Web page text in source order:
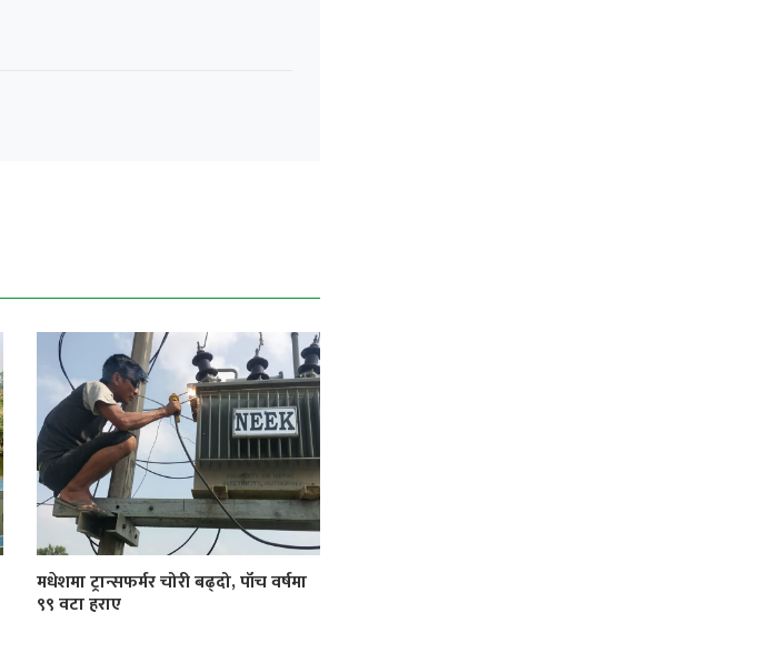
मधेशमा ट्रान्सफर्मर चोरी बढ्दो, पाँच वर्षमा
९९ वटा हराए